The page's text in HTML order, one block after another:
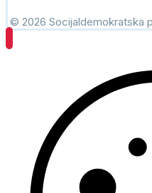
© 2026 Socijaldemokratska